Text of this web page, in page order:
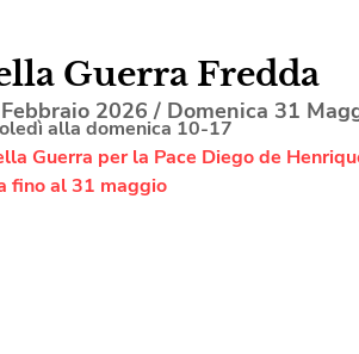
Guerra Fredda
2026 / Domenica 31
alla domenica 10-17
Guerra per la Pace Diego de
fino al 31 maggio